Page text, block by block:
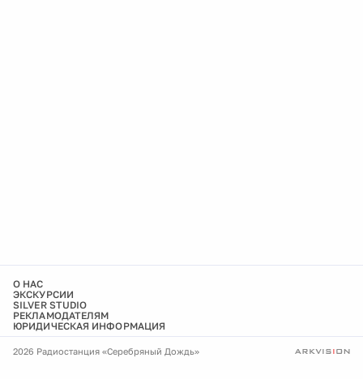
О НАС
ЭКСКУРСИИ
SILVER STUDIO
РЕКЛАМОДАТЕЛЯМ
ЮРИДИЧЕСКАЯ ИНФОРМАЦИЯ
2026 Радиостанция «Серебряный Дождь»